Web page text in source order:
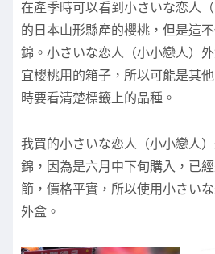
在產季時可以看到小さいな恋人
的日本山形縣產的櫻桃，但是這
錦。小さいな恋人（小小戀人）
宜櫻桃用的箱子，所以可能是其
時要看清楚標籤上的品種。
我買的小さいな恋人（小小戀人
錦，因為是六月中下旬購入，已
節，價格平實，所以使用小さい
外盒。